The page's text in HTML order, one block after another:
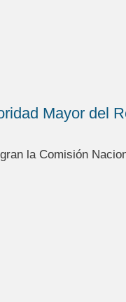
Mayor del
la Comisión